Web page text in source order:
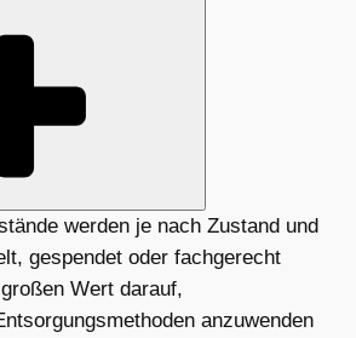
werden je nach Zustand und
gespendet oder fachgerecht
Wert darauf,
anzuwenden